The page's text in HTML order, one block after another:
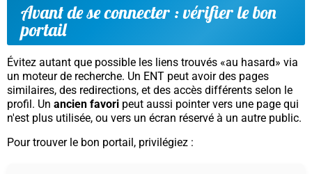
Avant de se connecter : vérifier le bon
portail
Évitez autant que possible les liens trouvés «au hasard» via
un moteur de recherche. Un ENT peut avoir des pages
similaires, des redirections, et des accès différents selon le
profil. Un ancien favori peut aussi pointer vers une page qui
n'est plus utilisée, ou vers un écran réservé à un autre public.
Pour trouver le bon portail, privilégiez :